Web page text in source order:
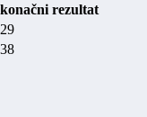
konačni rezultat
29
38